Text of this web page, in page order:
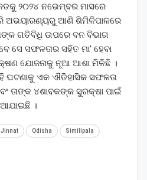
୨୦୨୪ ନଭେମ୍ବର ମାସରେ
ଅଭୟାରଣ୍ୟରୁ ଆଣି ଶିମିଳିପାଳରେ
ଗତିବିଧି ଉପରେ ବନ ବିଭାଗ
ସେ ସଫଳତାର ସହିତ ମା’ ହେବା
ଯୋଜନାକୁ ନୂଆ ଆଶା ମିଳିଛି ।
ଘଟଣାକୁ ଏକ ଐତିହାସିକ ସଫଳତା
ତାଙ୍କ ୪ଶାବକଙ୍କ ସୁରକ୍ଷା ପାଇଁ
।
Jinnat Odisha Similipala